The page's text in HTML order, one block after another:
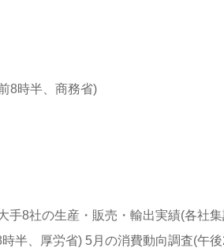
8時半、商務省)
8社の生産・販売・輸出実績(各社
半、厚労省) 5月の消費動向調査(午